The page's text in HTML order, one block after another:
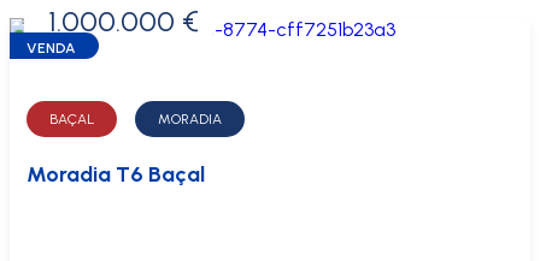
0 €
1.000.000 €
VENDA
BAÇAL MORADIA
Moradia T6 Baçal